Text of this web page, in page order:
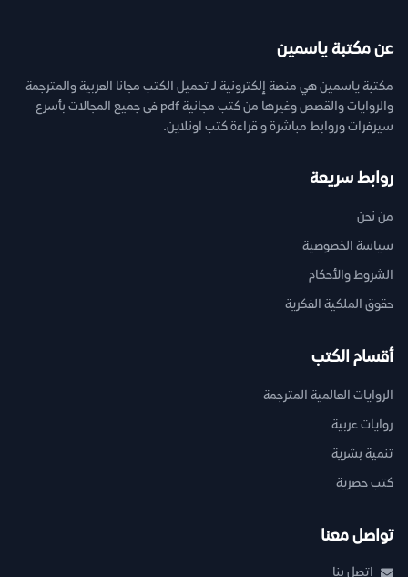
عن مكتبة ياسمين
مكتبة ياسمين هي منصة إلكترونية لـ تحميل الكتب مجانا العربية والمترجمة
والروايات والقصص وغيرها من كتب مجانية pdf فى جميع المجالات بأسرع
سيرفرات وروابط مباشرة و قراءة كتب اونلاين.
روابط سريعة
من نحن
سياسة الخصوصية
الشروط والأحكام
حقوق الملكية الفكرية
أقسام الكتب
الروايات العالمية المترجمة
روايات عربية
تنمية بشرية
كتب حصرية
تواصل معنا
اتصل بنا